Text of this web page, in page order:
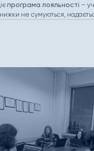
програма лояльності –
не сумуються,